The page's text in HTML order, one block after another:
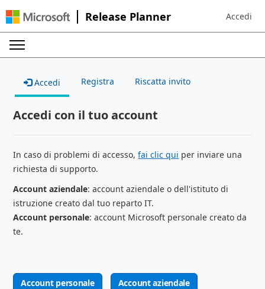
Release Planner Sign in to
Accedi
Accedi Registra Riscatta invito
Accedi con il tuo account
In caso di problemi di accesso,fai clic qui per inviare una
richiesta di supporto.
Account aziendale: account aziendale o dell'istituto di
istruzione creato dal tuo reparto IT.
Account personale: account Microsoft personale creato da
te.
Account personale Account aziendale